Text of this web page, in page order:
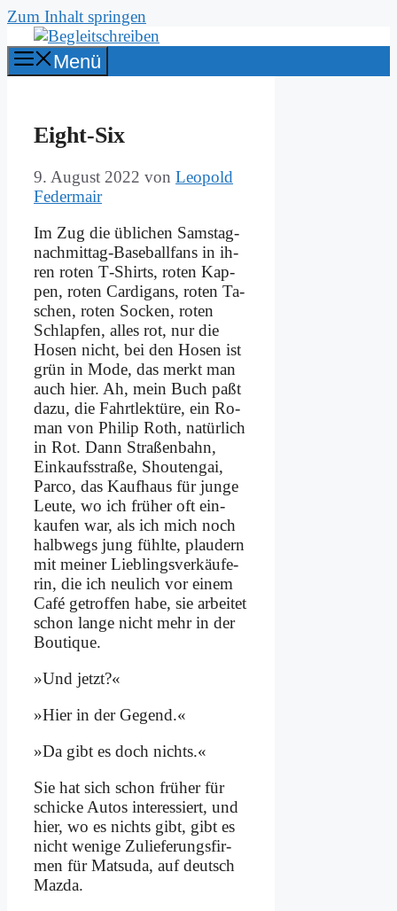
Zum Inhalt springen
Menü
Eight-Six
9. August 2022 von Leopold
Federmair
Im Zug die üb­li­chen Sams­tag­
nach­mit­tag-Base­ball­fans in ih­
ren ro­ten T‑Shirts, ro­ten Kap­
pen, ro­ten Car­di­gans, ro­ten Ta­
schen, ro­ten Socken, ro­ten
Schlap­fen, al­les rot, nur die
Ho­sen nicht, bei den Ho­sen ist
grün in Mo­de, das merkt man
auch hier. Ah, mein Buch paßt
da­zu, die Fahrt­lek­tü­re, ein Ro­
man von Phil­ip Roth, na­tür­lich
in Rot. Dann Stra­ßen­bahn,
Ein­kaufs­stra­ße, Shou­ten­gai,
Par­co, das Kauf­haus für jun­ge
Leu­te, wo ich frü­her oft ein­
kau­fen war, als ich mich noch
halb­wegs jung fühl­te, plau­dern
mit mei­ner Lieb­lings­ver­käu­fe­
rin, die ich neu­lich vor ei­nem
Ca­fé ge­trof­fen ha­be, sie ar­bei­tet
schon lan­ge nicht mehr in der
Bou­tique.
»Und jetzt?«
»Hier in der Ge­gend.«
»Da gibt es doch nichts.«
Sie hat sich schon frü­her für
schicke Au­tos in­ter­es­siert, und
hier, wo es nichts gibt, gibt es
nicht we­ni­ge Zu­lie­fe­rungs­fir­
men für Mat­su­da, auf deutsch
Maz­da.